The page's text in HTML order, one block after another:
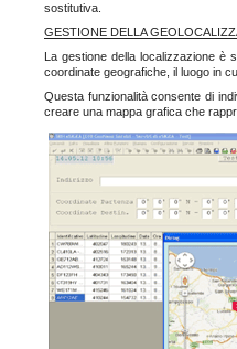
sostitutiva.
GESTIONE DELLA
La gestione della localizzazione è
coordinate geografiche, il luogo in
Questa funzionalità consente di
creare una mappa grafica che